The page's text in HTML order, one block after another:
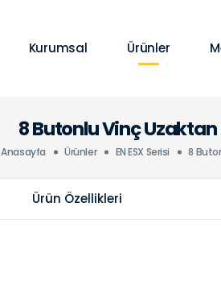
Kurumsal Ürünler
8 Butonlu Vinç
Anasayfa Ürünler EN ESX Serisi 8
Ürün Özellikleri